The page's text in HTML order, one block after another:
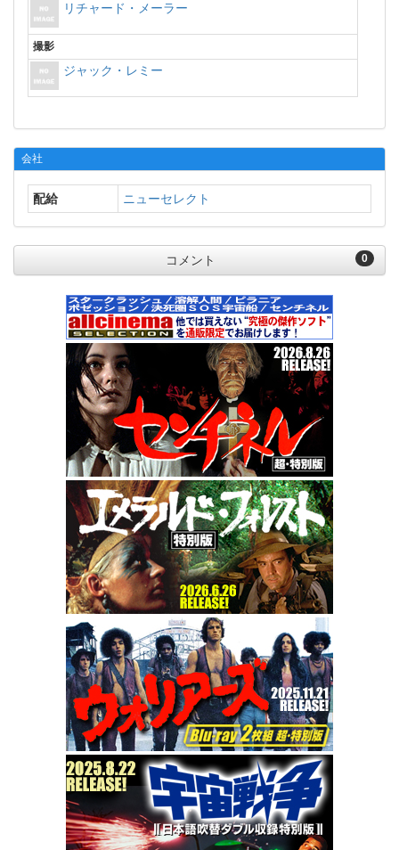
リチャード・メーラー
撮影
ジャック・レミー
会社
配給 ニューセレクト
0
コメント